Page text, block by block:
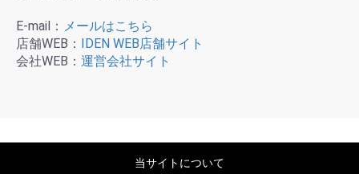
E-mail： メールはこちら
店舗WEB： IDEN WEB店舗サイト
会社WEB： 運営会社サイト
当サイトについて